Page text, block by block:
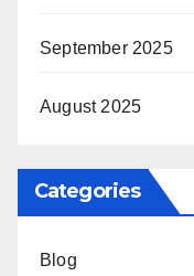
September 2025
August 2025
Categories
Blog